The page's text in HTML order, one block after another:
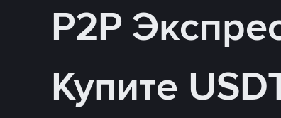
P2P
Купите